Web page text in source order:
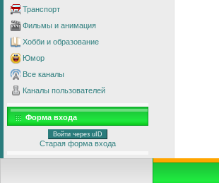
Транспорт
Фильмы и анимация
Хобби и образование
Юмор
Все каналы
Каналы пользователей
Форма входа
Войти через uID
Старая форма входа